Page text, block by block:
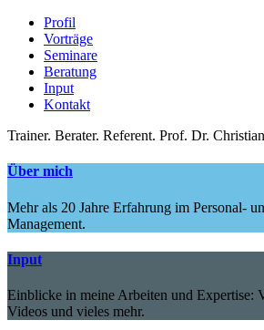
Profil
Vorträge
Seminare
Beratung
Input
Kontakt
Trainer. Berater. Referent. Prof. Dr.
Über mich
Mehr als 20 Jahre Erfahrung im Personal-
Management.
Input
Einblicke in meine Arbeiten und Expertise:
Videos und vieles mehr.